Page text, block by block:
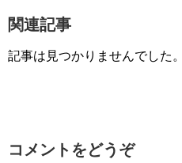
関連記事
記事は見つかりませんでした。
コメントをどうぞ